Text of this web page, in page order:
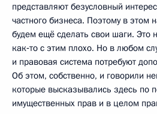
представляют безусловный
частного бизнеса. Поэтому в
будем ещё сделать свои шаги. Это
как‑то с этим плохо. Но в любом
и правовая система потребуют
Об этом, собственно, и говорили
которые высказывались здесь по
имущественных прав и в целом